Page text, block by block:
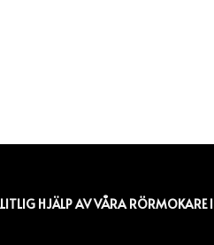
HJÄLP AV VÅRA RÖRMOKARE I